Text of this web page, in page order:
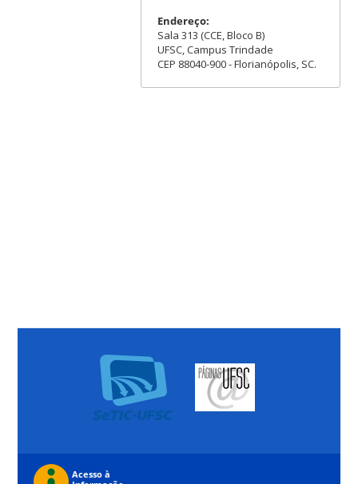
Endereço:
Sala 313 (CCE, Bloco B)
UFSC, Campus Trindade
CEP 88040-900 - Florianópolis, SC.